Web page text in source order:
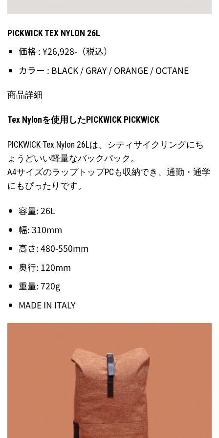
PICKWICK TEX NYLON 26L
価格 : ¥26,928-（税込）
カラー : BLACK / GRAY / ORANGE / OCTANE
商品詳細
Tex Nylonを使用したPICKWICK PICKWICK
PICKWICK Tex Nylon 26Lは、シティサイクリングにち
ょうどいい軽量なバックパック。
A4サイズのラップトップPCも収納でき、通勤・通学
にもぴったりです。
容量: 26L
幅: 310mm
高さ: 480-550mm
奥行: 120mm
重量: 720g
MADE IN ITALY